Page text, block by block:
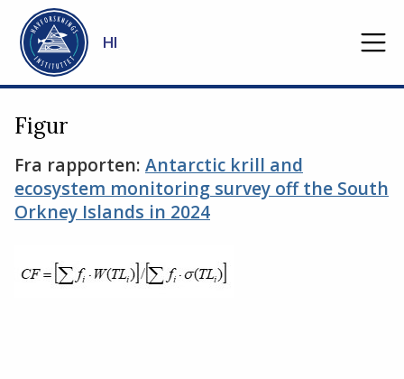
Gå til hovedinnhold
HI
Figur
Fra rapporten: Antarctic krill and
ecosystem monitoring survey off the South
Orkney Islands in 2024